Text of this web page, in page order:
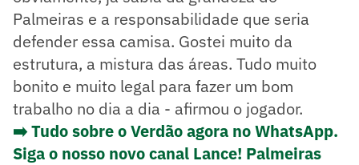
Palmeiras e a responsabilidade que seria
defender essa camisa. Gostei muito da
estrutura, a mistura das áreas. Tudo muito
bonito e muito legal para fazer um bom
trabalho no dia a dia - afirmou o jogador.
➡️ Tudo sobre o Verdão agora no WhatsApp.
Siga o nosso novo canal Lance! Palmeiras